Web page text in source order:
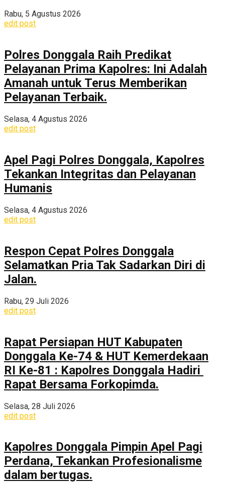
Rabu, 5 Agustus 2026
edit post
Polres Donggala Raih Predikat
Pelayanan Prima Kapolres: Ini Adalah
Amanah untuk Terus Memberikan
Pelayanan Terbaik.
Selasa, 4 Agustus 2026
edit post
Apel Pagi Polres Donggala, Kapolres
Tekankan Integritas dan Pelayanan
Humanis
Selasa, 4 Agustus 2026
edit post
Respon Cepat Polres Donggala
Selamatkan Pria Tak Sadarkan Diri di
Jalan.
Rabu, 29 Juli 2026
edit post
Rapat Persiapan HUT Kabupaten
Donggala Ke-74 & HUT Kemerdekaan
RI Ke-81 : Kapolres Donggala Hadiri
Rapat Bersama Forkopimda.
Selasa, 28 Juli 2026
edit post
Kapolres Donggala Pimpin Apel Pagi
Perdana, Tekankan Profesionalisme
dalam bertugas.